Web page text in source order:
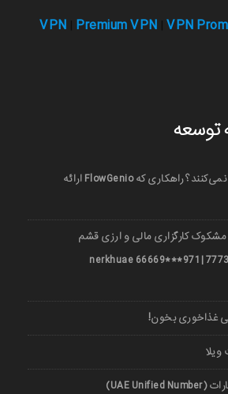
VPN Premium VPN VPN
توسعه
چرا بیشتر تریدرها رشد نمی‌کنند؟ راهکاری که FlowGenio ارائه
کارگزاری مالی و ارزی قشم
501036018 | 971***77739 | 971***66669 nerkhuae
غذاخوری بخون!